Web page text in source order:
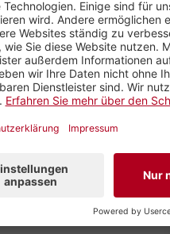
und das
Möchten Sie sich
Menschen
der SRG